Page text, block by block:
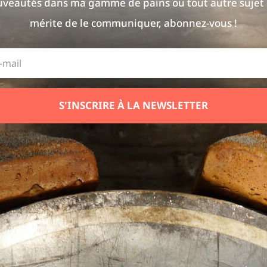
dans ma gamme de pains ou tout autre
mérite de le communiquer, abonnez-vous !
S'INSCRIRE À LA NEWSLETTER